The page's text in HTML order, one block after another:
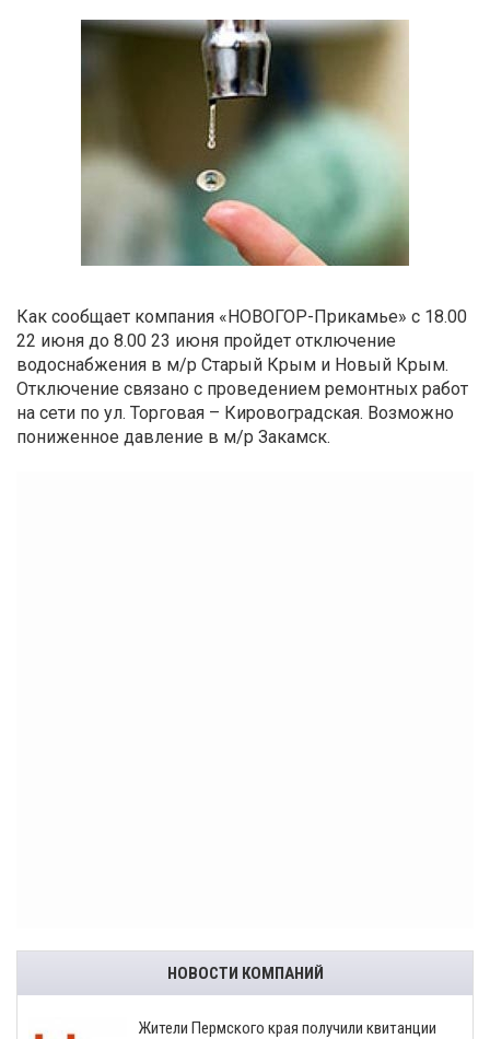
Как сообщает компания «НОВОГОР-Прикамье» с 18.00
22 июня до 8.00 23 июня пройдет отключение
водоснабжения в м/р Старый Крым и Новый Крым.
Отключение связано с проведением ремонтных работ
на сети по ул. Торговая – Кировоградская. Возможно
пониженное давление в м/р Закамск.
НОВОСТИ КОМПАНИЙ
​Жители Пермского края получили квитанции